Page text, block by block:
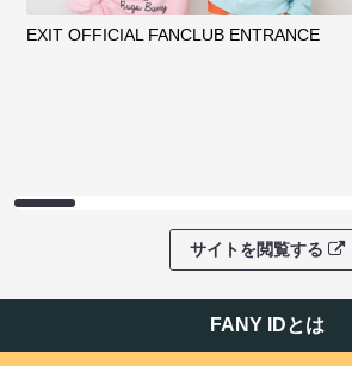
EXIT OFFICIAL FANCLUB ENTRANCE
サイトを閲覧する
FANY IDとは